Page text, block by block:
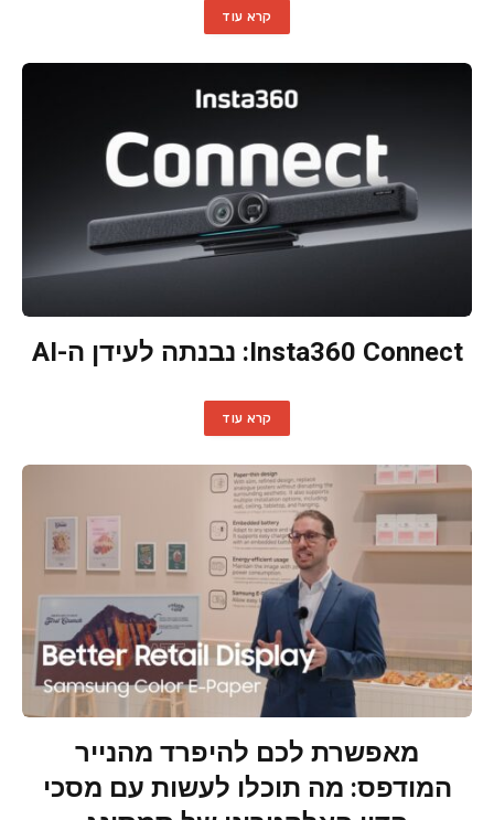
קרא עוד
Insta360 Connect: נבנתה לעידן ה-AI
קרא עוד
מאפשרת לכם להיפרד מהנייר
המודפס: מה תוכלו לעשות עם מסכי